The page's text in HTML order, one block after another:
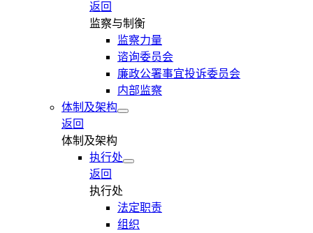
返回
监察与制衡
监察力量
谘询委员会
廉政公署事宜投诉委员会
内部监察
体制及架构
返回
体制及架构
执行处
返回
执行处
法定职责
组织